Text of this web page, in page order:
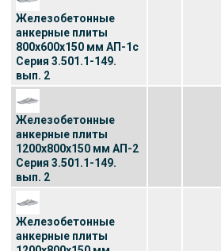
Железобетонные
анкерные плиты
800x600x150 мм АП-1с
Серия 3.501.1-149.
вып. 2
Железобетонные
анкерные плиты
1200x800x150 мм АП-2
Серия 3.501.1-149.
вып. 2
Железобетонные
анкерные плиты